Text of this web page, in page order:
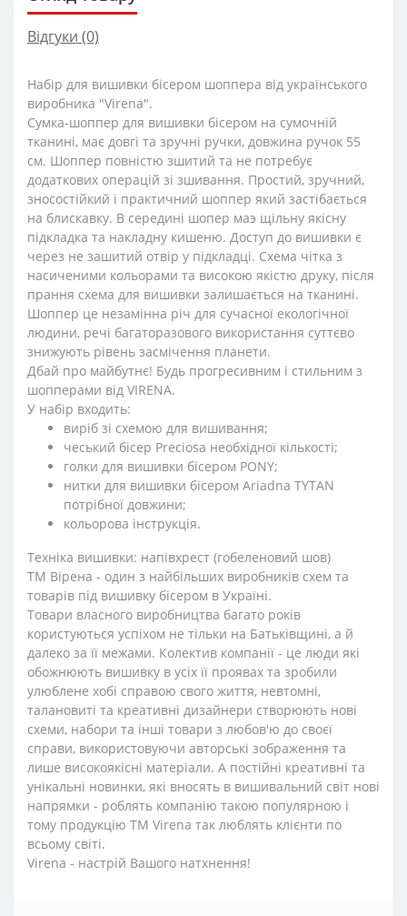
Відгуки (0)
Набір для вишивки бісером шоппера від українського
виробника "Virena".
Сумка-шоппер для вишивки бісером на сумочній
тканині, має довгі та зручні ручки, довжина ручок 55
см. Шоппер повністю зшитий та не потребує
додаткових операцій зі зшивання. Простий, зручний,
зносостійкий і практичний шоппер який застібається
на блискавку. В середині шопер маэ щільну якісну
підкладка та накладну кишеню. Доступ до вишивки є
через не зашитий отвір у підкладці. Схема чітка з
насиченими кольорами та високою якістю друку, після
прання схема для вишивки залишається на тканині.
Шоппер це незамінна річ для сучасної екологічної
людини, речі багаторазового використання суттєво
знижують рівень засмічення планети.
Дбай про майбутнє! Будь прогресивним і стильним з
шопперами від VIRENA.
У набір входить:
виріб зі схемою для вишивання;
чеський бісер Preciosa необхідної кількості;
голки для вишивки бісером PONY;
нитки для вишивки бісером Ariadna TYTAN
потрібної довжини;
кольорова інструкція.
Техніка вишивки: напівхрест (гобеленовий шов)
ТМ Вірена - один з найбільших виробників схем та
товарів під вишивку бісером в Україні.
Товари власного виробництва багато років
користуються успіхом не тільки на Батьківщині, а й
далеко за її межами. Колектив компанії - це люди які
обожнюють вишивку в усіх її проявах та зробили
улюблене хобі справою свого життя, невтомні,
талановиті та креативні дизайнери створюють нові
схеми, набори та інші товари з любов'ю до своєї
справи, використовуючи авторські зображення та
лише високоякісні матеріали. А постійні креативні та
унікальні новинки, які вносять в вишивальний світ нові
напрямки - роблять компанію такою популярною і
тому продукцію TM Virena так люблять клієнти по
всьому світі.
Virena - настрій Вашого натхнення!